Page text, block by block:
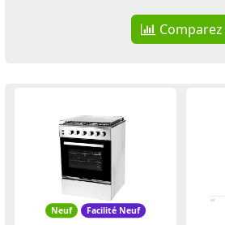
Comparez
Neuf Facilité Neuf